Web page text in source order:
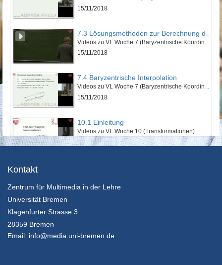
15/11/2018
15/11/2018
7.4 Baryzentrische Interpolation
15/11/2018
10.1 Einleitung
Videos zu VL Woche 10 (Transformationen)
11/12/2018
11/12/2018
Kontakt
Zentrum für Multimedia in der Lehre
Universität Bremen
Klagenfurter Strasse 3
28359 Bremen
Email: info@media.uni-bremen.de